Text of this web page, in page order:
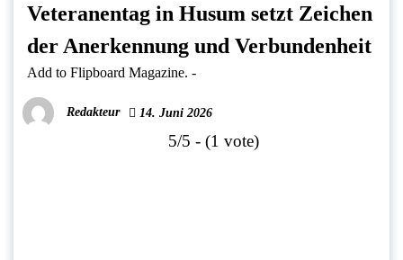
Veteranentag in Husum setzt Zeichen
der Anerkennung und Verbundenheit
Add to Flipboard Magazine. -
Redakteur 14. Juni 2026
5/5 - (1 vote)